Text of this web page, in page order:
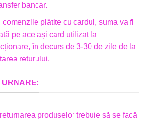
bancar.
comenzile plătite cu cardul, suma va fi
pe același card utilizat la
în decurs de 3-30 de zile de la
returului.
produselor trebuie să se facă